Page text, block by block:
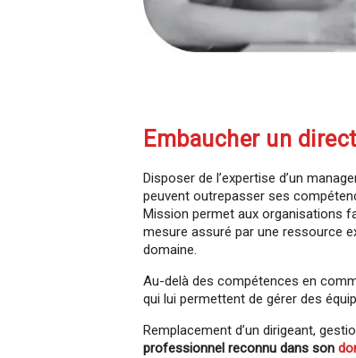
Embaucher un
Disposer de l’expertise d’un
peuvent outrepasser ses
Mission permet aux organisations
mesure assuré par une ressource
domaine.
Au-delà des compétences en
qui lui permettent de gérer des
Remplacement d’un dirigeant,
professionnel reconnu dans son